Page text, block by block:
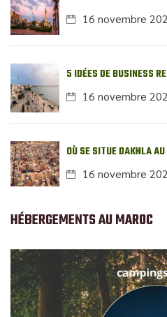
16 novembre
5 IDÉES DE BUSINESS
16 novembre
OÙ SE SITUE DAKHLA
16 novembre
HÉBERGEMENTS AU MAROC